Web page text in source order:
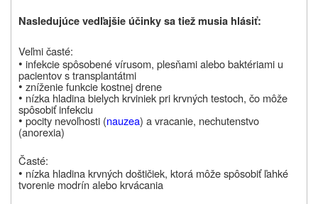
Nasledujúce vedľajšie účinky sa tiež musia hlásiť:
Veľmi časté:
• infekcie spôsobené vírusom, plesňami alebo baktériami u
pacientov s transplantátmi
• zníženie funkcie kostnej drene
• nízka hladina bielych krviniek pri krvných testoch, čo môže
spôsobiť infekciu
•pocity nevoľnosti (nauzea) a vracanie, nechutenstvo
(anorexia)
Časté:
• nízka hladina krvných doštičiek, ktorá môže spôsobiť ľahké
tvorenie modrín alebo krvácania